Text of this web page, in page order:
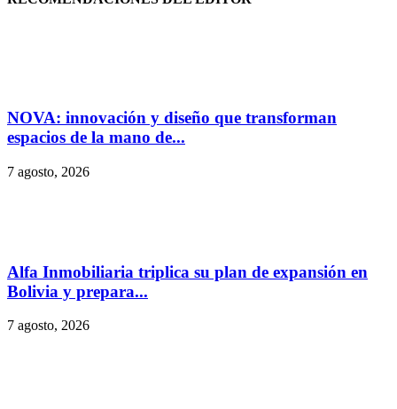
NOVA: innovación y diseño que transforman
espacios de la mano de...
7 agosto, 2026
Alfa Inmobiliaria triplica su plan de expansión en
Bolivia y prepara...
7 agosto, 2026